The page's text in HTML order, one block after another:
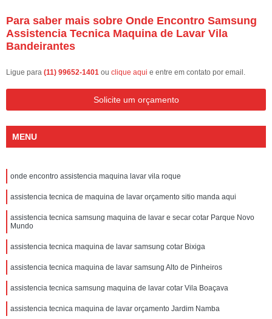
Para saber mais sobre Onde Encontro Samsung
Assistencia Tecnica Maquina de Lavar Vila
Bandeirantes
Ligue para (11) 99652-1401 ou clique aqui e entre em contato por email.
Solicite um orçamento
MENU
onde encontro assistencia maquina lavar vila roque
assistencia tecnica de maquina de lavar orçamento sitio manda aqui
assistencia tecnica samsung maquina de lavar e secar cotar Parque Novo
Mundo
assistencia tecnica maquina de lavar samsung cotar Bixiga
assistencia tecnica maquina de lavar samsung Alto de Pinheiros
assistencia tecnica samsung maquina de lavar cotar Vila Boaçava
assistencia tecnica maquina de lavar orçamento Jardim Namba